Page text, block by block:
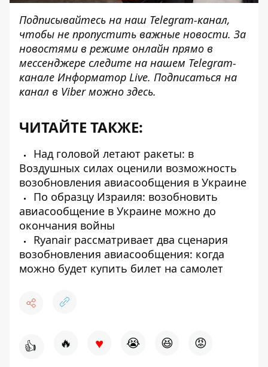
Подписывайтесь на наш Telegram-канал,
чтобы не пропустить важные новости. За
новостями в режиме онлайн прямо в
мессенджере следите на нашем Telegram-
канале Информатор Live. Подписаться на
канал в Viber можно здесь.
ЧИТАЙТЕ ТАКЖЕ:
Над головой летают ракеты: в
Воздушных силах оценили возможность
возобновления авиасообщения в Украине
По образцу Израиля: возобновить
авиасообщение в Украине можно до
окончания войны
Ryanair рассматривает два сценария
возобновления авиасообщения: когда
можно будет купить билет на самолет
👍 🔥 ♥ 😭 😆 😡